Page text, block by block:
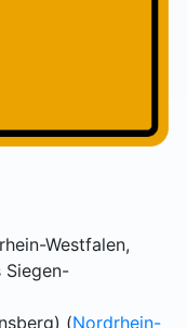
Westfalen,
Siegen-
(Nordrhein-